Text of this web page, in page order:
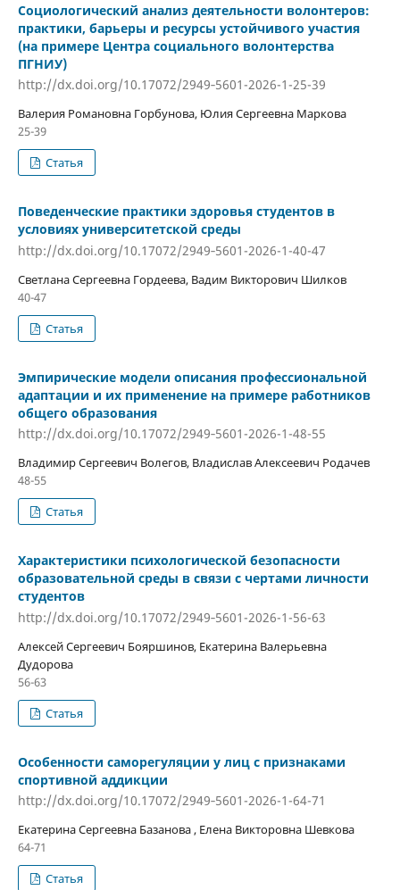
Социологический анализ деятельности волонтеров:
практики, барьеры и ресурсы устойчивого участия
(на примере Центра социального волонтерства
ПГНИУ)
http://dx.doi.org/10.17072/2949‐5601-2026-1-25-39
Валерия Романовна Горбунова, Юлия Сергеевна Маркова
25-39
Статья
Поведенческие практики здоровья студентов в
условиях университетской среды
http://dx.doi.org/10.17072/2949‐5601-2026-1-40-47
Светлана Сергеевна Гордеева, Вадим Викторович Шилков
40-47
Статья
Эмпирические модели описания профессиональной
адаптации и их применение на примере работников
общего образования
http://dx.doi.org/10.17072/2949‐5601-2026-1-48-55
Владимир Сергеевич Волегов, Владислав Алексеевич Родачев
48-55
Статья
Характеристики психологической безопасности
образовательной среды в связи с чертами личности
студентов
http://dx.doi.org/10.17072/2949‐5601-2026-1-56-63
Алексей Сергеевич Бояршинов, Екатерина Валерьевна
Дудорова
56-63
Статья
Особенности саморегуляции у лиц с признаками
спортивной аддикции
http://dx.doi.org/10.17072/2949‐5601-2026-1-64-71
Екатерина Сергеевна Базанова , Елена Викторовна Шевкова
64-71
Статья